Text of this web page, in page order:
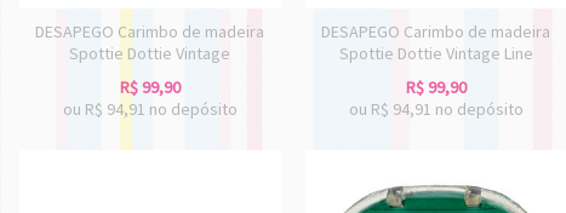
DESAPEGO Carimbo de madeira
Spottie Dottie Vintage
R$ 99,90
ou R$ 94,91 no depósito
DESAPEGO Carimbo de madeira
Spottie Dottie Vintage Line
R$ 99,90
ou R$ 94,91 no depósito